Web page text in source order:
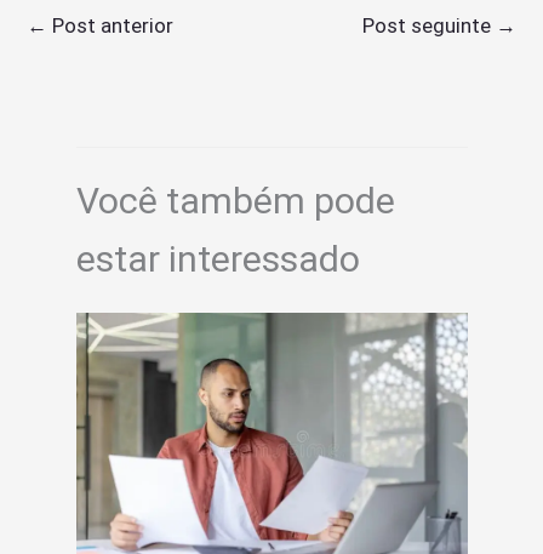
← Post anterior Post seguinte →
Você também pode
estar interessado